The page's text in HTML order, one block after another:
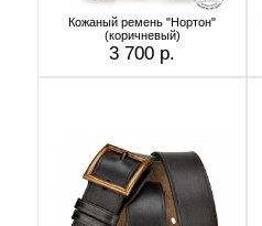
Кожаный ремень "Нортон"
(коричневый)
3 700 р.